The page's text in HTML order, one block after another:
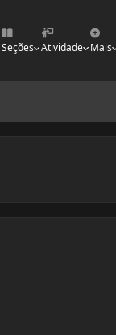
Seções Atividade Mais